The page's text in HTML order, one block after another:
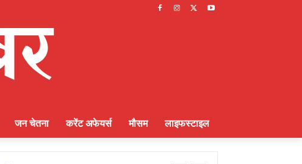
जन चेतना करेंट अफेयर्स मौसम लाइफस्टाइल